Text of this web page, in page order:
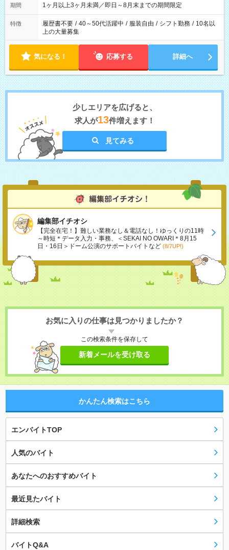
期間 1ヶ月以上3ヶ月未満／即日～8月末までの期間限定
特徴 履歴書不要 / 40～50代活躍中 / 服装自由 / シフト勤務 / 10名以
上の大量募集
気になる！ 応募する 詳細へ
少しエリアを広げると、
求人が13件増えます！
見てみる
編集部イチオシ
【完全在宅！】難しい業務なし＆電話なし！ゆっくりの11時
～時短＊データ入力・事務、＜SEKAI NO OWARI＊8月15
日・16日＞ドーム公演のサポートバイトなど (8/7UP!)
お気に入りの仕事は見つかりましたか？
この検索条件を保存して
新着メールを受け取る
かんたん検索はこちら
エンバイトTOP
人気のバイト
あなたへのおすすめバイト
最近見たバイト
詳細検索
バイトQ&A